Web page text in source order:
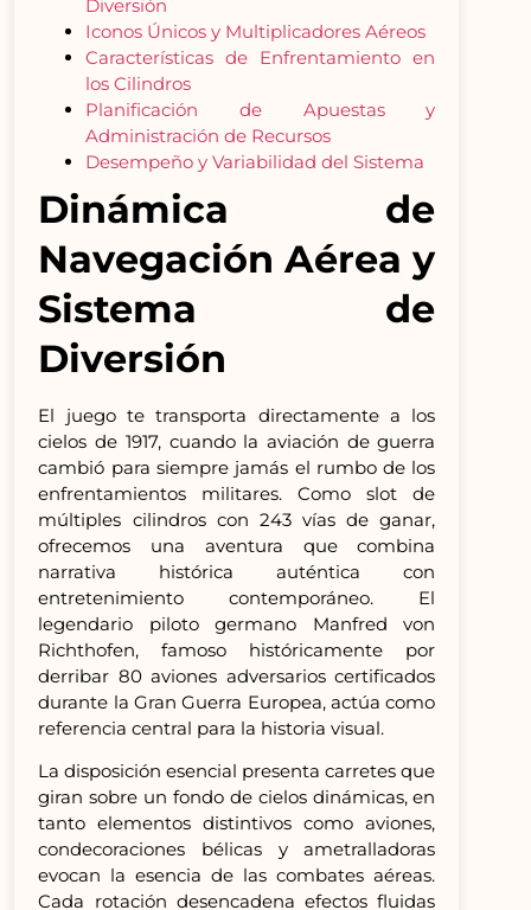
Diversión
Iconos Únicos y Multiplicadores Aéreos
Características de Enfrentamiento en
los Cilindros
Planificación de Apuestas y
Administración de Recursos
Desempeño y Variabilidad del Sistema
Dinámica de
Navegación Aérea y
Sistema de
Diversión
El juego te transporta directamente a los
cielos de 1917, cuando la aviación de guerra
cambió para siempre jamás el rumbo de los
enfrentamientos militares. Como slot de
múltiples cilindros con 243 vías de ganar,
ofrecemos una aventura que combina
narrativa histórica auténtica con
entretenimiento contemporáneo. El
legendario piloto germano Manfred von
Richthofen, famoso históricamente por
derribar 80 aviones adversarios certificados
durante la Gran Guerra Europea, actúa como
referencia central para la historia visual.
La disposición esencial presenta carretes que
giran sobre un fondo de cielos dinámicas, en
tanto elementos distintivos como aviones,
condecoraciones bélicas y ametralladoras
evocan la esencia de las combates aéreas.
Cada rotación desencadena efectos fluidas